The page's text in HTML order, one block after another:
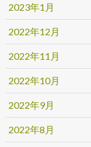
2023年1月
2022年12月
2022年11月
2022年10月
2022年9月
2022年8月